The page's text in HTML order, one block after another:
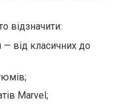
відзначити:
— від класичних до
Marvel;